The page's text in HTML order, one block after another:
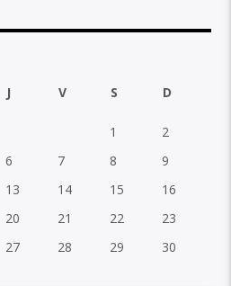
J V S D
1
2
6 7 8
9
13 14 15
16
20 21 22
23
27 28 29
30